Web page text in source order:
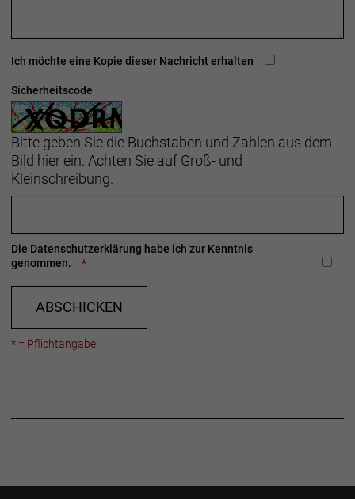
Ich möchte eine Kopie dieser Nachricht erhalten
Sicherheitscode
Bitte geben Sie die Buchstaben und Zahlen aus dem
Bild hier ein. Achten Sie auf Groß- und
Kleinschreibung.
Die Datenschutzerklärung habe ich zur Kenntnis
genommen.
ABSCHICKEN
* = Pflichtangabe